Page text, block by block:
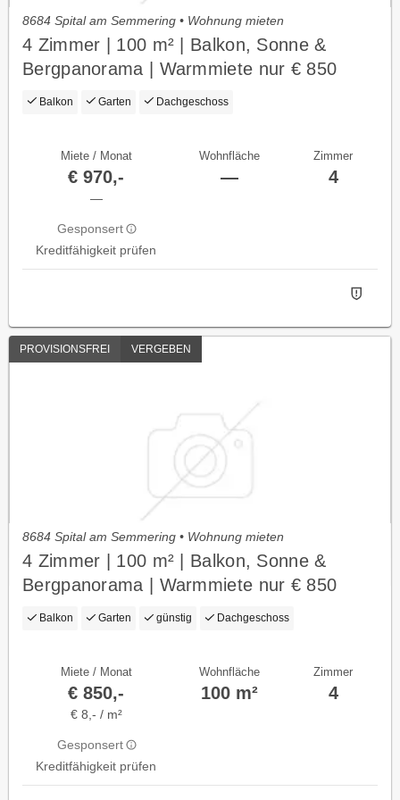
8684 Spital am Semmering • Wohnung mieten
4 Zimmer | 100 m² | Balkon, Sonne &
Bergpanorama | Warmmiete nur € 850
Balkon Garten Dachgeschoss
Miete / Monat
€ 970,-
—
Gesponsert
Kreditfähigkeit prüfen
Wohnfläche
—
Zimmer
4
PROVISIONSFREI VERGEBEN
8684 Spital am Semmering • Wohnung mieten
4 Zimmer | 100 m² | Balkon, Sonne &
Bergpanorama | Warmmiete nur € 850
Balkon Garten günstig Dachgeschoss
Miete / Monat
€ 850,-
€ 8,- / m²
Gesponsert
Kreditfähigkeit prüfen
Wohnfläche
100 m²
Zimmer
4